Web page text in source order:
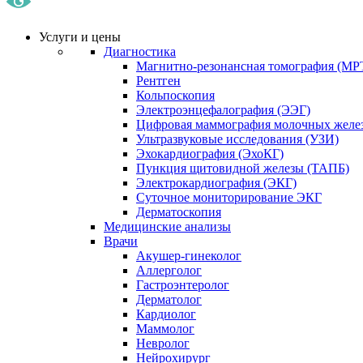
Услуги и цены
Диагностика
Магнитно-резонансная томография
Рентген
Кольпоскопия
Электроэнцефалография (ЭЭГ)
Цифровая маммография молочных
Ультразвуковые исследования (УЗИ)
Эхокардиография (ЭхоКГ)
Пункция щитовидной железы (ТАПБ)
Электрокардиография (ЭКГ)
Суточное мониторирование ЭКГ
Дерматоскопия
Медицинские анализы
Врачи
Акушер-гинеколог
Аллерголог
Гастроэнтеролог
Дерматолог
Кардиолог
Маммолог
Невролог
Нейрохирург